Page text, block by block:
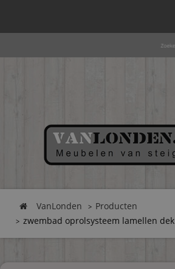
VanLonden
Producten
zwembad oprolsysteem lamellen dek